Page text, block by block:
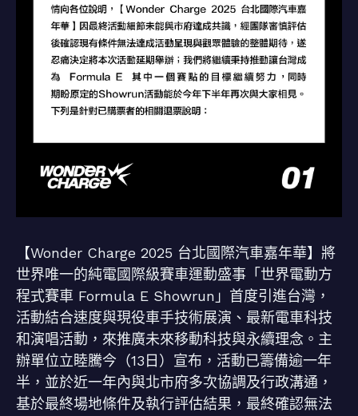
【Wonder Charge 2025 台北國際汽車嘉年華】將
世界唯一的純電國際級賽車運動盛事「世界電動方
程式賽車 Formula E Showrun」首度引進台灣，
活動結合速度與現役車手技術展演、最新電車科技
和演唱活動，來推廣未來移動科技與永續理念。主
辦單位立睦騰今（13日）宣布，活動已籌備逾一年
半，並於近一年內與北市府多次協調及行政溝通，
基於最終場地條件及執行評估結果，最終確認無法